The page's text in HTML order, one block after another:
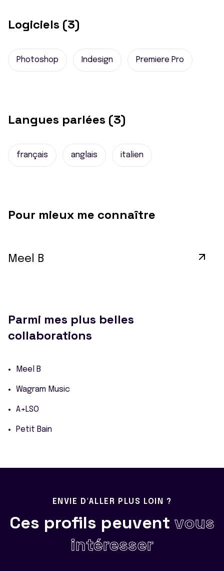
Logiciels (3)
Photoshop Indesign Premiere Pro
Langues parlées (3)
français anglais italien
Pour mieux me connaître
Meel B
Parmi mes plus belles
collaborations
Meel B
Wagram Music
A+LSO
Petit Bain
ENVIE D'ALLER PLUS LOIN ?
Ces profils peuvent vous
intéresser